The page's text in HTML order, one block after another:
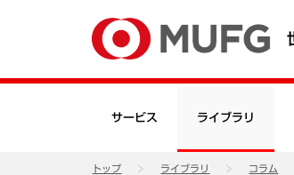
サービス ライブラリ
トップ ライブラリ コラム